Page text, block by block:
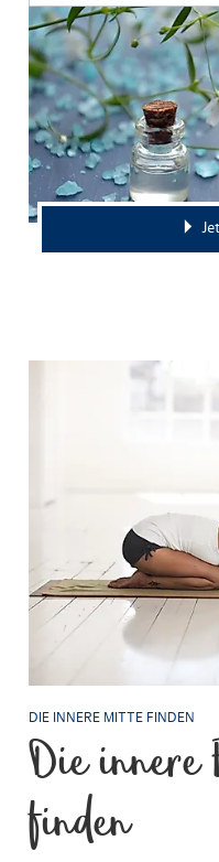
DIE INNERE MITTE FINDEN
Die innere
finden